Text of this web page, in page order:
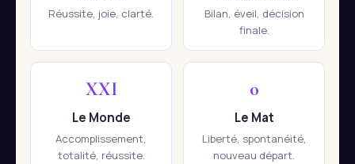
Réussite, joie, clarté.
Bilan, éveil, décision
finale.
XXI
Le Monde
Accomplissement,
totalité, réussite.
0
Le Mat
Liberté, spontanéité,
nouveau départ.